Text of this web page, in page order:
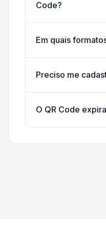
Code?
Em quais
Preciso me
O QR Code